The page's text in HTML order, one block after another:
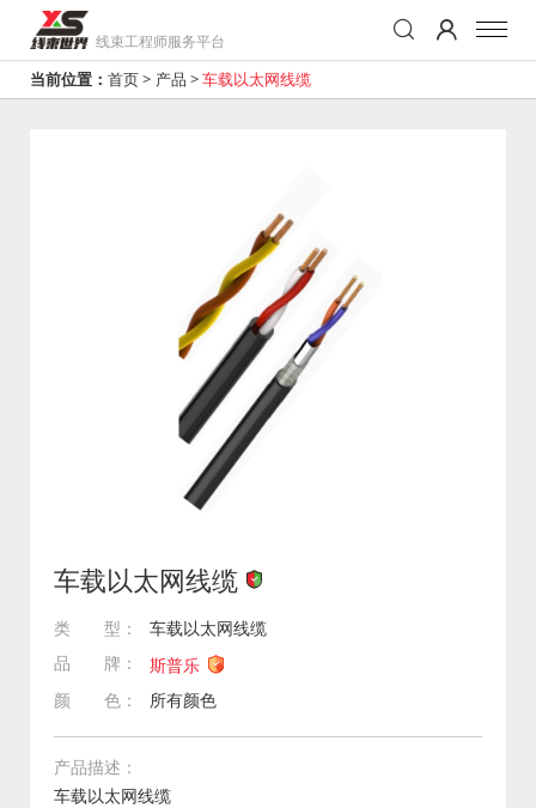
线束工程师服务平台
当前位置： 首页> 产品 >车载以太网线缆
车载以太网线缆
类 型：
车载以太网线缆
品 牌：
斯普乐
颜 色：
所有颜色
产品描述：
车载以太网线缆